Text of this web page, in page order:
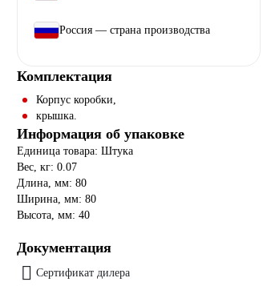
Россия — страна производства
Комплектация
Корпус коробки,
крышка.
Информация об упаковке
Единица товара: Штука
Вес, кг: 0.07
Длина, мм: 80
Ширина, мм: 80
Высота, мм: 40
Документация
Сертификат дилера